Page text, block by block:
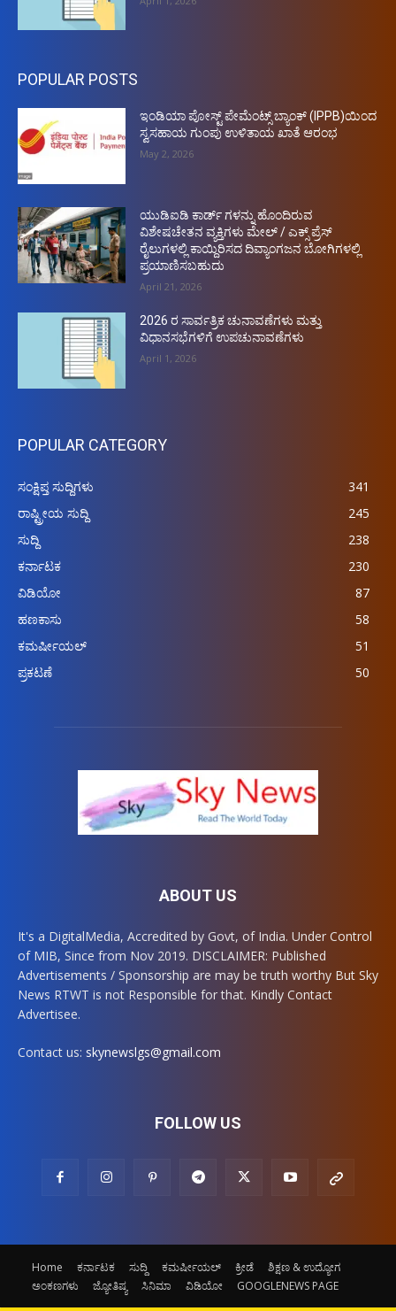
POPULAR POSTS
ಇಂಡಿಯಾ ಪೋಸ್ಟ್ ಪೇಮೆಂಟ್ಸ್ ಬ್ಯಾಂಕ್ (IPPB)ಯಿಂದ
ಸ್ವಸಹಾಯ ಗುಂಪು ಉಳಿತಾಯ ಖಾತೆ ಆರಂಭ
May 2, 2026
ಯುಡಿಐಡಿ ಕಾರ್ಡ್ ಗಳನ್ನು ಹೊಂದಿರುವ
ವಿಶೇಷಚೇತನ ವ್ಯಕ್ತಿಗಳು ಮೇಲ್ / ಎಕ್ಸ್ ಪ್ರೆಸ್
ರೈಲುಗಳಲ್ಲಿ ಕಾಯ್ದಿರಿಸದ ದಿವ್ಯಾಂಗಜನ ಬೋಗಿಗಳಲ್ಲಿ
ಪ್ರಯಾಣಿಸಬಹುದು
April 21, 2026
2026 ರ ಸಾರ್ವತ್ರಿಕ ಚುನಾವಣೆಗಳು ಮತ್ತು
ವಿಧಾನಸಭೆಗಳಿಗೆ ಉಪಚುನಾವಣೆಗಳು
April 1, 2026
POPULAR CATEGORY
ಸಂಕ್ಷಿಪ್ತ ಸುದ್ದಿಗಳು
341
ರಾಷ್ಟ್ರೀಯ ಸುದ್ದಿ
245
ಸುದ್ದಿ
238
ಕರ್ನಾಟಕ
230
ವಿಡಿಯೋ
87
ಹಣಕಾಸು
58
ಕಮರ್ಷೀಯಲ್
51
ಪ್ರಕಟಣೆ
50
ABOUT US
It's a DigitalMedia, Accredited by Govt, of India. Under Control
of MIB, Since from Nov 2019. DISCLAIMER: Published
Advertisements / Sponsorship are may be truth worthy But Sky
News RTWT is not Responsible for that. Kindly Contact
Advertisee.
Contact us: skynewslgs@gmail.com
FOLLOW US
Home ಕರ್ನಾಟಕ ಸುದ್ದಿ ಕಮರ್ಷೀಯಲ್ ಕ್ರೀಡೆ
ಶಿಕ್ಷಣ & ಉದ್ಯೋಗ
ಅಂಕಣಗಳು
ಜ್ಯೋತಿಷ್ಯ ಸಿನಿಮಾ ವಿಡಿಯೋ GOOGLENEWS PAGE